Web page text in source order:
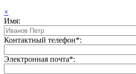
×
Имя:
Контактный телефон*:
Электронная почта*: